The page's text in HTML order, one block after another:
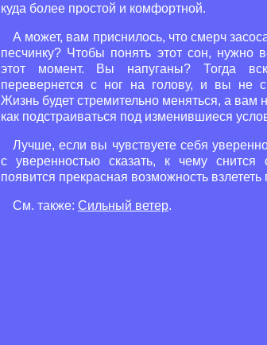
куда более простой и комфортной.
А может, вам приснилось, что смерч
песчинку? Чтобы понять этот сон, нужно
этот момент. Вы напуганы? Тогда
перевернется с ног на голову, и вы не
Жизнь будет стремительно меняться, а вам
как подстраиваться под изменившиеся
Лучше, если вы чувствуете себя
с уверенностью сказать, к чему
появится прекрасная возможность
См. также: Сильный ветер.